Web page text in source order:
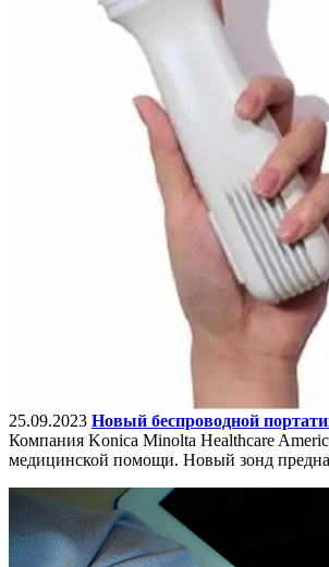
25.09.2023 Новый беспроводной
Компания Konica Minolta Healthcare
медицинской помощи. Новый зонд